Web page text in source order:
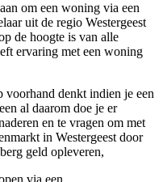
om een woning via een
uit de regio Westergeest
de hoogte is van alle
ervaring met een woning
denkt indien je een
al daarom doe je er
en te vragen om met
in Westergeest door
geld opleveren,